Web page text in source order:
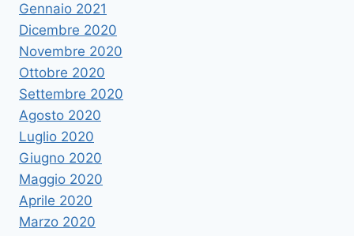
Gennaio 2021
Dicembre 2020
Novembre 2020
Ottobre 2020
Settembre 2020
Agosto 2020
Luglio 2020
Giugno 2020
Maggio 2020
Aprile 2020
Marzo 2020